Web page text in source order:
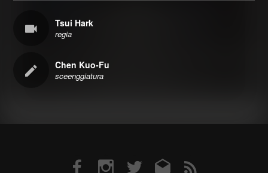
Tsui Hark
regia
Chen Kuo-Fu
sceenggiatura